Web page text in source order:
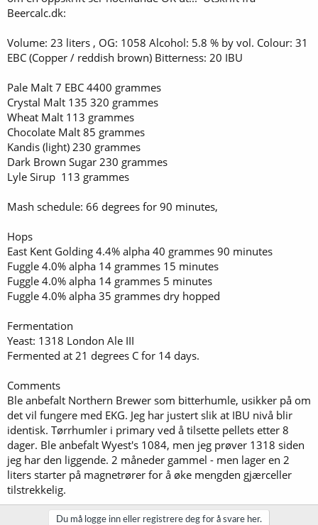
Beercalc.dk:
Volume: 23 liters , OG: 1058 Alcohol: 5.8 % by vol. Colour: 31
EBC (Copper / reddish brown) Bitterness: 20 IBU
Pale Malt 7 EBC 4400 grammes
Crystal Malt 135 320 grammes
Wheat Malt 113 grammes
Chocolate Malt 85 grammes
Kandis (light) 230 grammes
Dark Brown Sugar 230 grammes
Lyle Sirup 113 grammes
Mash schedule: 66 degrees for 90 minutes,
Hops
East Kent Golding 4.4% alpha 40 grammes 90 minutes
Fuggle 4.0% alpha 14 grammes 15 minutes
Fuggle 4.0% alpha 14 grammes 5 minutes
Fuggle 4.0% alpha 35 grammes dry hopped
Fermentation
Yeast: 1318 London Ale III
Fermented at 21 degrees C for 14 days.
Comments
Ble anbefalt Northern Brewer som bitterhumle, usikker på om
det vil fungere med EKG. Jeg har justert slik at IBU nivå blir
identisk. Tørrhumler i primary ved å tilsette pellets etter 8
dager. Ble anbefalt Wyest's 1084, men jeg prøver 1318 siden
jeg har den liggende. 2 måneder gammel - men lager en 2
liters starter på magnetrører for å øke mengden gjærceller
tilstrekkelig.
Du må logge inn eller registrere deg for å svare her.